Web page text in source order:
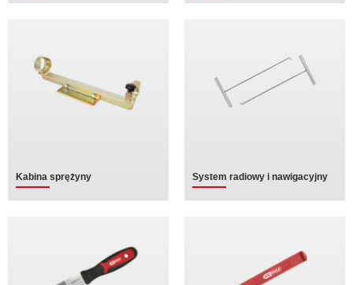
Kabina sprężyny System radiowy i nawigacyjny